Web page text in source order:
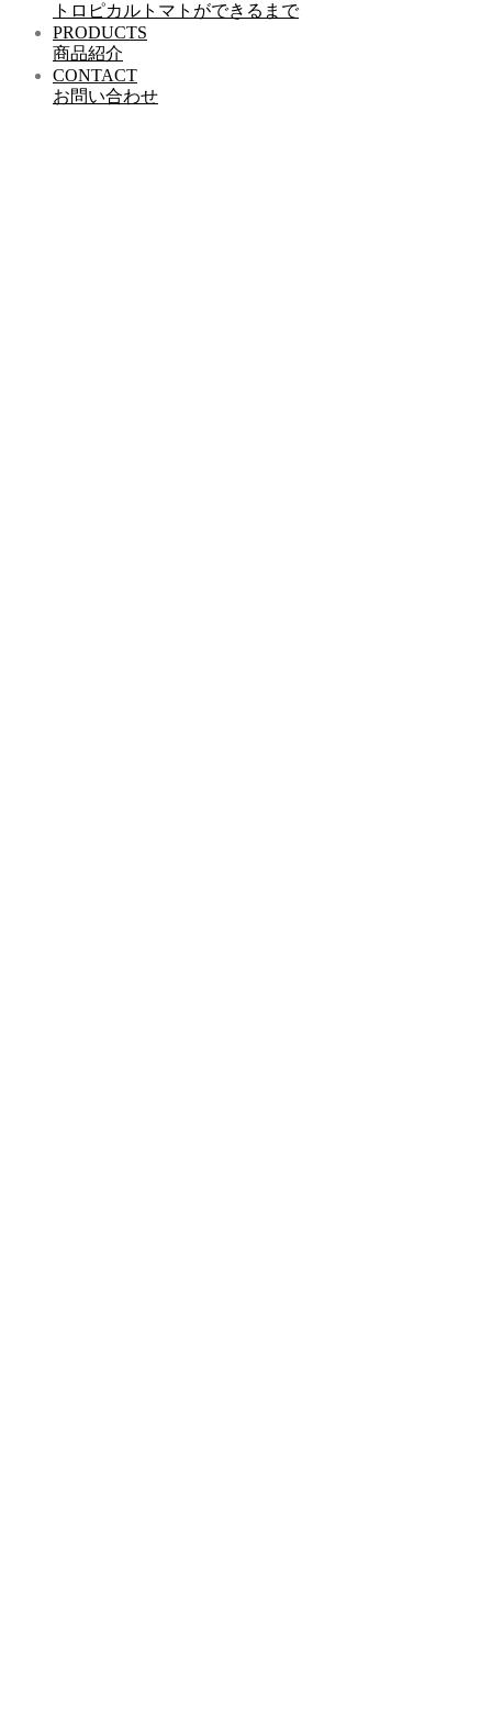
トロピカルトマトができるまで
PRODUCTS
商品紹介
CONTACT
お問い合わせ